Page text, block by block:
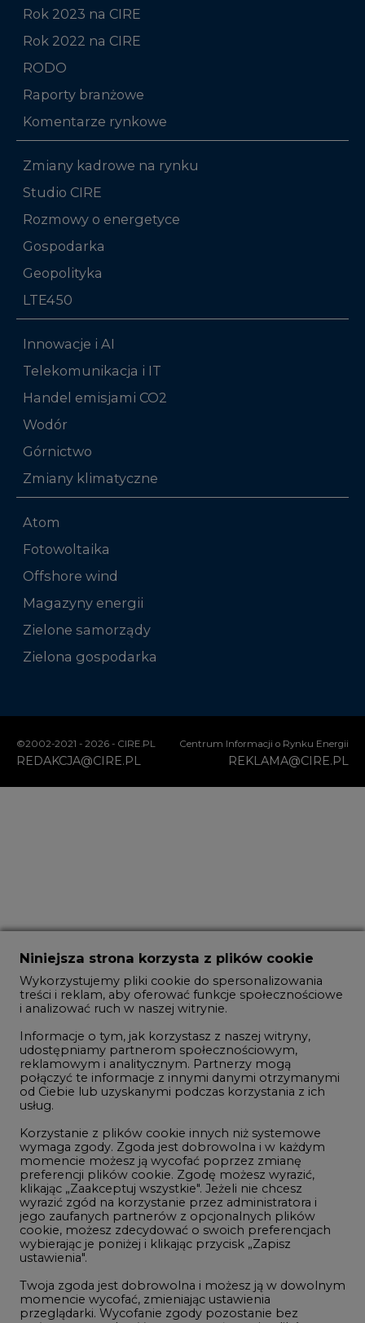
Rok 2023 na CIRE
Rok 2022 na CIRE
RODO
Raporty branżowe
Komentarze rynkowe
Zmiany kadrowe na rynku
Studio CIRE
Rozmowy o energetyce
Gospodarka
Geopolityka
LTE450
Innowacje i AI
Telekomunikacja i IT
Handel emisjami CO2
Wodór
Górnictwo
Zmiany klimatyczne
Atom
Fotowoltaika
Offshore wind
Magazyny energii
Zielone samorządy
Zielona gospodarka
©2002-2021 - 2026 - CIRE.PL Centrum Informacji o Rynku Energii
REDAKCJA@CIRE.PL REKLAMA@CIRE.PL
Niniejsza strona korzysta z plików cookie
Wykorzystujemy pliki cookie do spersonalizowania
treści i reklam, aby oferować funkcje społecznościowe
i analizować ruch w naszej witrynie.
Informacje o tym, jak korzystasz z naszej witryny,
udostępniamy partnerom społecznościowym,
reklamowym i analitycznym. Partnerzy mogą
połączyć te informacje z innymi danymi otrzymanymi
od Ciebie lub uzyskanymi podczas korzystania z ich
usług.
Korzystanie z plików cookie innych niż systemowe
wymaga zgody. Zgoda jest dobrowolna i w każdym
momencie możesz ją wycofać poprzez zmianę
preferencji plików cookie. Zgodę możesz wyrazić,
klikając „Zaakceptuj wszystkie". Jeżeli nie chcesz
wyrazić zgód na korzystanie przez administratora i
jego zaufanych partnerów z opcjonalnych plików
cookie, możesz zdecydować o swoich preferencjach
wybierając je poniżej i klikając przycisk „Zapisz
ustawienia".
Twoja zgoda jest dobrowolna i możesz ją w dowolnym
momencie wycofać, zmieniając ustawienia
przeglądarki. Wycofanie zgody pozostanie bez